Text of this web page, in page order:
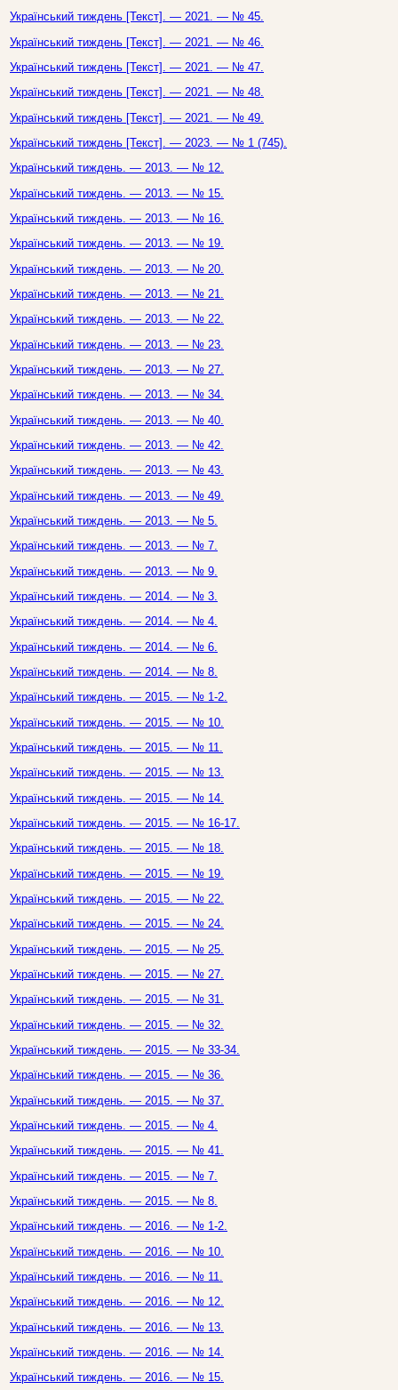
Український тиждень [Текст]. — 2021. — № 45.
Український тиждень [Текст]. — 2021. — № 46.
Український тиждень [Текст]. — 2021. — № 47.
Український тиждень [Текст]. — 2021. — № 48.
Український тиждень [Текст]. — 2021. — № 49.
Український тиждень [Текст]. — 2023. — № 1 (745).
Український тиждень. — 2013. — № 12.
Український тиждень. — 2013. — № 15.
Український тиждень. — 2013. — № 16.
Український тиждень. — 2013. — № 19.
Український тиждень. — 2013. — № 20.
Український тиждень. — 2013. — № 21.
Український тиждень. — 2013. — № 22.
Український тиждень. — 2013. — № 23.
Український тиждень. — 2013. — № 27.
Український тиждень. — 2013. — № 34.
Український тиждень. — 2013. — № 40.
Український тиждень. — 2013. — № 42.
Український тиждень. — 2013. — № 43.
Український тиждень. — 2013. — № 49.
Український тиждень. — 2013. — № 5.
Український тиждень. — 2013. — № 7.
Український тиждень. — 2013. — № 9.
Український тиждень. — 2014. — № 3.
Український тиждень. — 2014. — № 4.
Український тиждень. — 2014. — № 6.
Український тиждень. — 2014. — № 8.
Український тиждень. — 2015. — № 1-2.
Український тиждень. — 2015. — № 10.
Український тиждень. — 2015. — № 11.
Український тиждень. — 2015. — № 13.
Український тиждень. — 2015. — № 14.
Український тиждень. — 2015. — № 16-17.
Український тиждень. — 2015. — № 18.
Український тиждень. — 2015. — № 19.
Український тиждень. — 2015. — № 22.
Український тиждень. — 2015. — № 24.
Український тиждень. — 2015. — № 25.
Український тиждень. — 2015. — № 27.
Український тиждень. — 2015. — № 31.
Український тиждень. — 2015. — № 32.
Український тиждень. — 2015. — № 33-34.
Український тиждень. — 2015. — № 36.
Український тиждень. — 2015. — № 37.
Український тиждень. — 2015. — № 4.
Український тиждень. — 2015. — № 41.
Український тиждень. — 2015. — № 7.
Український тиждень. — 2015. — № 8.
Український тиждень. — 2016. — № 1-2.
Український тиждень. — 2016. — № 10.
Український тиждень. — 2016. — № 11.
Український тиждень. — 2016. — № 12.
Український тиждень. — 2016. — № 13.
Український тиждень. — 2016. — № 14.
Український тиждень. — 2016. — № 15.